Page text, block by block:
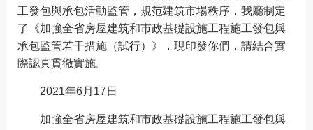
工發包與承包活動監管，規范建筑市場秩序，我廳制定
了《加強全省房屋建筑和市政基礎設施工程施工發包與
承包監管若干措施（試行）》，現印發你們，請結合實
際認真貫徹實施。
2021年6月17日
加強全省房屋建筑和市政基礎設施工程施工發包與